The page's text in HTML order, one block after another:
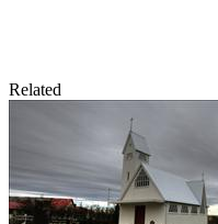
Related